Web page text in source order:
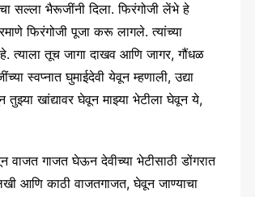
सल्ला भैरूजींनी दिला. फिरंगोजी लेंभे हे
फिरंगोजी पूजा करू लागले. त्यांच्या
त्याला तूच जागा दाखव आणि जागर, गौंधळ
स्वप्नात घुमाईदेवी येवून म्हणाली, उद्या
तुझ्या खांद्यावर घेवून माझ्या भेटीला घेवून ये,
वाजत गाजत घेऊन देवीच्या भेटीसाठी डोंगरात
आणि काठी वाजतगाजत, घेवून जाण्याचा